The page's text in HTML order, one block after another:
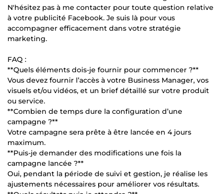
N'hésitez pas à me contacter pour toute question relative
à votre publicité Facebook. Je suis là pour vous
accompagner efficacement dans votre stratégie
marketing.
FAQ :
**Quels éléments dois-je fournir pour commencer ?**
Vous devez fournir l’accès à votre Business Manager, vos
visuels et/ou vidéos, et un brief détaillé sur votre produit
ou service.
**Combien de temps dure la configuration d’une
campagne ?**
Votre campagne sera prête à être lancée en 4 jours
maximum.
**Puis-je demander des modifications une fois la
campagne lancée ?**
Oui, pendant la période de suivi et gestion, je réalise les
ajustements nécessaires pour améliorer vos résultats.